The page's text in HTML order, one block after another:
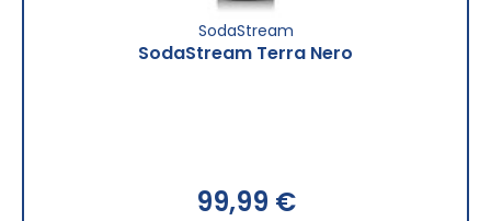
SodaStream
SodaStream Terra Nero
99,99 €